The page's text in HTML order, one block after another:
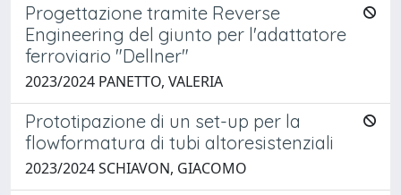
Progettazione tramite Reverse
Engineering del giunto per l'adattatore
ferroviario "Dellner"
2023/2024 PANETTO, VALERIA
Prototipazione di un set-up per la
flowformatura di tubi altoresistenziali
2023/2024 SCHIAVON, GIACOMO